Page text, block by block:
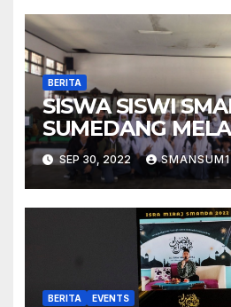
BERITA
SISWA SISWI
SUMEDANG
KUNJUNGAN
SEP 30, 2022 SMANSUM1
BERITA EVENTS